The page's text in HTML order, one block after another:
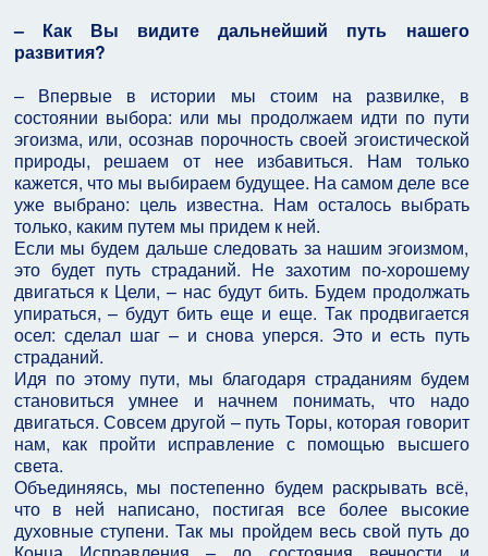
– Как Вы видите дальнейший путь нашего
развития?
– Впервые в истории мы стоим на развилке, в
состоянии выбора: или мы продолжаем идти по пути
эгоизма, или, осознав порочность своей эгоистической
природы, решаем от нее избавиться. Нам только
кажется, что мы выбираем будущее. На самом деле все
уже выбрано: цель известна. Нам осталось выбрать
только, каким путем мы придем к ней.
Если мы будем дальше следовать за нашим эгоизмом,
это будет путь страданий. Не захотим по-хорошему
двигаться к Цели, – нас будут бить. Будем продолжать
упираться, – будут бить еще и еще. Так продвигается
осел: сделал шаг – и снова уперся. Это и есть путь
страданий.
Идя по этому пути, мы благодаря страданиям будем
становиться умнее и начнем понимать, что надо
двигаться. Совсем другой – путь Торы, которая говорит
нам, как пройти исправление с помощью высшего
света.
Объединяясь, мы постепенно будем раскрывать всё,
что в ней написано, постигая все более высокие
духовные ступени. Так мы пройдем весь свой путь до